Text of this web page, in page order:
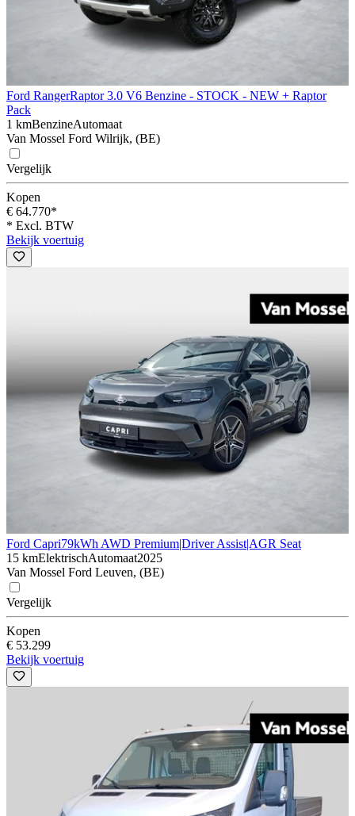
Ford RangerRaptor 3.0 V6 Benzine - STOCK - NEW + Raptor
Pack
1 kmBenzineAutomaat
Van Mossel Ford Wilrijk, (BE)
Vergelijk
Kopen
€ 64.770*
* Excl. BTW
Bekijk voertuig
Ford Capri79kWh AWD Premium|Driver Assist|AGR Seat
15 kmElektrischAutomaat2025
Van Mossel Ford Leuven, (BE)
Vergelijk
Kopen
€ 53.299
Bekijk voertuig